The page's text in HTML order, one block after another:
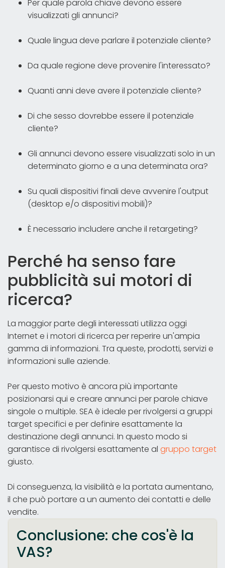
Per quale parola chiave devono essere
visualizzati gli annunci?
Quale lingua deve parlare il potenziale cliente?
Da quale regione deve provenire l'interessato?
Quanti anni deve avere il potenziale cliente?
Di che sesso dovrebbe essere il potenziale
cliente?
Gli annunci devono essere visualizzati solo in un
determinato giorno e a una determinata ora?
Su quali dispositivi finali deve avvenire l'output
(desktop e/o dispositivi mobili)?
È necessario includere anche il retargeting?
Perché ha senso fare
pubblicità sui motori di
ricerca?
La maggior parte degli interessati utilizza oggi
Internet e i motori di ricerca per reperire un'ampia
gamma di informazioni. Tra queste, prodotti, servizi e
informazioni sulle aziende.
Per questo motivo è ancora più importante
posizionarsi qui e creare annunci per parole chiave
singole o multiple. SEA è ideale per rivolgersi a gruppi
target specifici e per definire esattamente la
destinazione degli annunci. In questo modo si
garantisce di rivolgersi esattamente al gruppo target
giusto.
Di conseguenza, la visibilità e la portata aumentano,
il che può portare a un aumento dei contatti e delle
vendite.
Conclusione: che cos'è la
VAS?